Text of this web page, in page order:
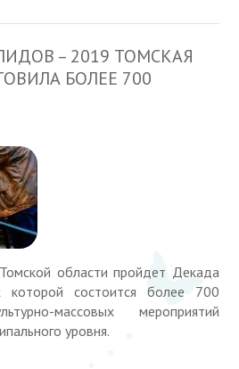
– 2019 ТОМСКАЯ
БОЛЕЕ 700
области пройдет Декада
которой состоится более 700
массовых мероприятий
уровня.